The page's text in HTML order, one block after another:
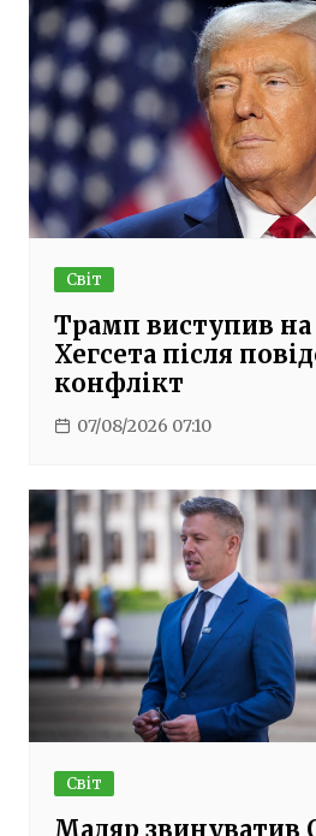
Світ
Трамп виступив на
Хегсета після
конфлікт
07/08/2026 07:10
Світ
Мадяр звинуватив